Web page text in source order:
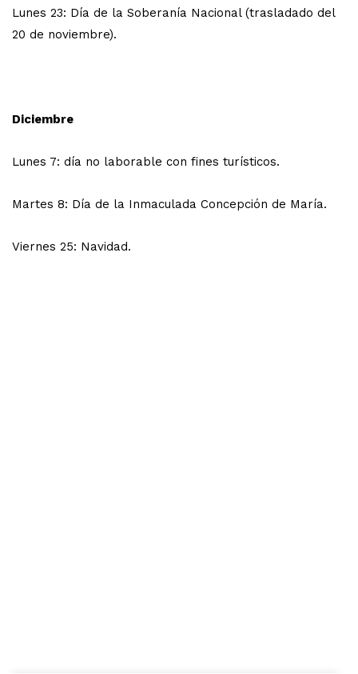
Lunes 23: Día de la Soberanía Nacional (trasladado del
20 de noviembre).
Diciembre
Lunes 7: día no laborable con fines turísticos.
Martes 8: Día de la Inmaculada Concepción de María.
Viernes 25: Navidad.